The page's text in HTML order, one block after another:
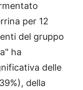
per 12
del gruppo
ha
delle
della